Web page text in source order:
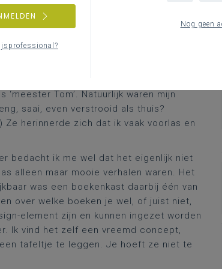
als je een tijdlang voor de klas hebt
Zo ging ik met mijn gezin een tijd
je opgesloten wordt en door het
moet zien te vinden. Bij aankomst
Tom’. Natuurlijk waren mijn
saai, even verstrooid als thuis?
herinnerde zich dat ik vaak voorlas en
bedacht ik me wel dat het eigenlijk niet
alleen maar mooie verhalen waren. Het
was een boekenkast daarbij één van
over welke boeken je wel, of juist niet,
element zijn en kunnen ingezet worden
Ik vind het zelf een vreemd concept,
tafeltje te leggen. Je hoeft ze niet te
Nog geen